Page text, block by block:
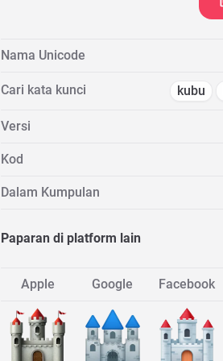
Nama Unicode
Cari kata kunci kubu
Versi
Kod
Dalam Kumpulan
Paparan di platform lain
Apple Google Facebook